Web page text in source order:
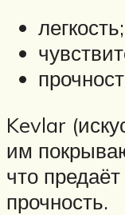
легкость;
Kevlar
им
что
прочность.